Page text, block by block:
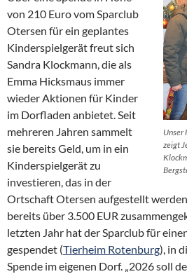
Unser
zeigt
von 210 Euro vom Sparclub
Otersen für ein geplantes
Kinderspielgerät freut sich
Sandra Klockmann, die als
Emma Hicksmaus immer
wieder Aktionen für Kinder
im Dorfladen anbietet. Seit
mehreren Jahren sammelt
sie bereits Geld, um in ein
Kinderspielgerät zu
investieren, das in der
Ortschaft Otersen aufgestellt
bereits über 3.500 EUR
letzten Jahr hat der Sparclub für
gespendet (Tierheim Rotenburg), in
Spende im eigenen Dorf. „2026 soll